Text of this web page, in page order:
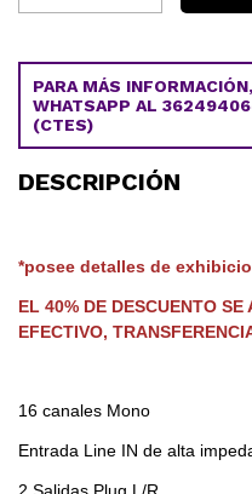
PARA MÁS
WHATSAPP AL
(CTES)
DESCRIPCIÓN
*posee detalles de
EL 40% DE DESCUENTO
EFECTIVO,
16 canales Mono
Entrada Line IN de alta